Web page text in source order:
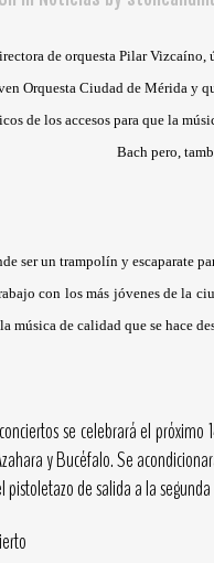
de orquesta Pilar
Orquesta Ciudad de Mérida y
de los accesos para que la
Bach pero,
ser un trampolín y escaparate
con los más jóvenes de la
música de calidad que se hace
se celebrará el
y Bucéfalo. Se
de salida a la